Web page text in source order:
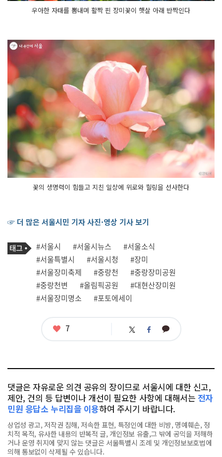
우아한 자태를 뽐내며 활짝 핀 장미꽃이 햇살 아래 반짝인다
꽃의 생명력이 힘들고 지친 일상에 위로와 힐링을 선사한다
☞ 더 많은 서울시민 기자 사진·영상 기사 보기
기
사
관
련
태
그
태
그
#서울시 #서울시뉴스
#서울소식
#서울특별시
#서울시청
#장미
#서울장미축제
#중랑천
#중랑장미공원
#중랑천변
#올림픽공원
#대현산장미원
#서울장미명소
#포토에세이
좋
7 트 페 카
댓글은 자유로운 의견 공유의 장이므로 서울시에 대한 신고,
제안, 건의 등 답변이나 개선이 필요한 사항에 대해서는 전자
민원 응답소 누리집을 이용하여 주시기 바랍니다.
상업성 광고, 저작권 침해, 저속한 표현, 특정인에 대한 비방, 명예훼손, 정
치적 목적, 유사한 내용의 반복적 글, 개인정보 유출,그 밖에 공익을 저해하
거나 운영 취지에 맞지 않는 댓글은 서울특별시 조례 및 개인정보보호법에
의해 통보없이 삭제될 수 있습니다.